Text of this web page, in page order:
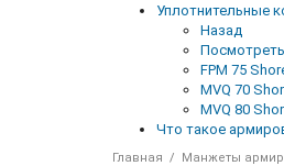
Уплотнительные
Назад
FPM 75
MVQ 70
MVQ 80
Что такое
Главная Манжеты